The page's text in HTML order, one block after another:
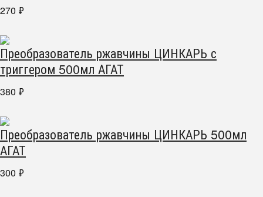
270 ₽
Преобразователь ржавчины ЦИНКАРЬ с
триггером 500мл АГАТ
380 ₽
Преобразователь ржавчины ЦИНКАРЬ 500мл
АГАТ
300 ₽